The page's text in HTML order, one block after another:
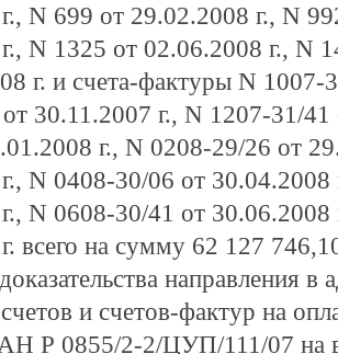
N 699 от 29.02.2008 г., N
N 1325 от 02.06.2008 г., N
г. и счета-фактуры N 1007-
30.11.2007 г., N 1207-31/
г., N 0208-29/26 от
N 0408-30/06 от 30.04.2008
N 0608-30/41 от 30.06.2008
всего на сумму 62 127
направления в
и счетов-фактур на
Р 0855/2-2/ЦУП/111/07 на